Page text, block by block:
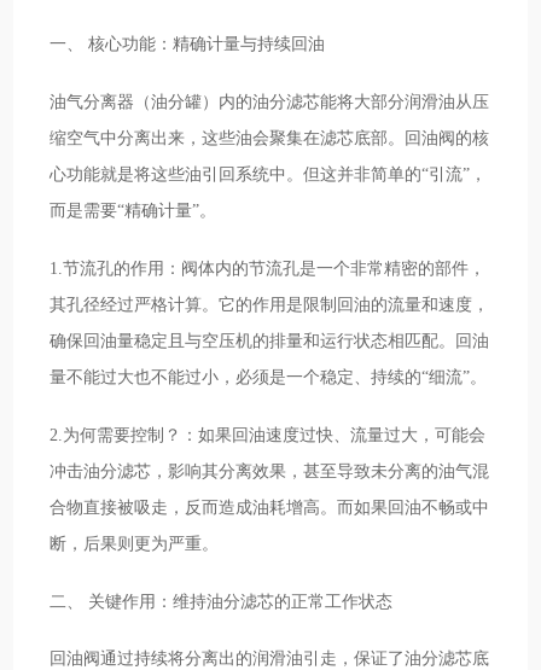
一、 核心功能：精确计量与持续回油
油气分离器（油分罐）内的油分滤芯能将大部分润滑油从压
缩空气中分离出来，这些油会聚集在滤芯底部。回油阀的核
心功能就是将这些油引回系统中。但这并非简单的“引流”，
而是需要“精确计量”。
1.节流孔的作用：阀体内的节流孔是一个非常精密的部件，
其孔径经过严格计算。它的作用是限制回油的流量和速度，
确保回油量稳定且与空压机的排量和运行状态相匹配。回油
量不能过大也不能过小，必须是一个稳定、持续的“细流”。
2.为何需要控制？：如果回油速度过快、流量过大，可能会
冲击油分滤芯，影响其分离效果，甚至导致未分离的油气混
合物直接被吸走，反而造成油耗增高。而如果回油不畅或中
断，后果则更为严重。
二、 关键作用：维持油分滤芯的正常工作状态
回油阀通过持续将分离出的润滑油引走，保证了油分滤芯底